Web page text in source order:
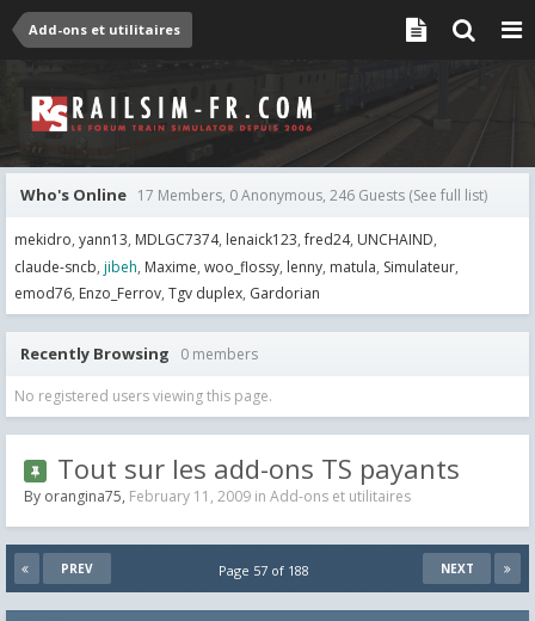
Add-ons et utilitaires
Who's Online 17 Members, 0 Anonymous, 246 Guests (See full list)
mekidro yann13 MDLGC7374 lenaick123 fred24 UNCHAIND
claude-sncb jibeh Maxime woo_flossy lenny matula Simulateur
emod76 Enzo_Ferrov Tgv duplex Gardorian
Recently Browsing 0 members
No registered users viewing this page.
Tout sur les add-ons TS payants
By orangina75, February 11, 2009 in Add-ons et utilitaires
PREV NEXT
Page 57 of 188